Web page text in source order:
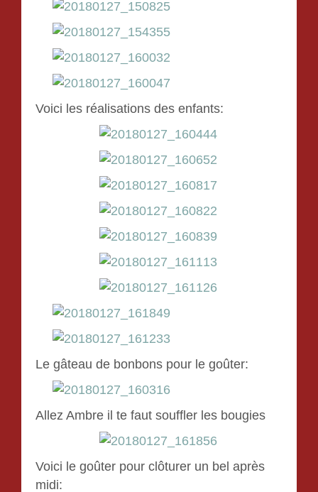
Voici les réalisations des enfants:
Le gâteau de bonbons pour le goûter:
Allez Ambre il te faut souffler les bougies
Voici le goûter pour clôturer un bel après
midi: